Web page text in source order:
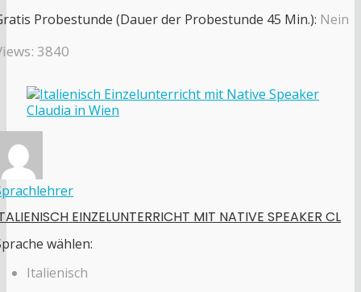
Probestunde (Dauer der Probestunde 45 Min.): Nein
3840
EINZELUNTERRICHT MIT NATIVE SPEAKER CL
wählen:
Italienisch